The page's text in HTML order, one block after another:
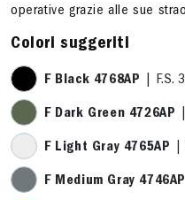
operative grazie alle sue
Colori suggeriti
F Black 4768AP | F.S.
F Dark Green 4726AP
F Light Gray 4765AP |
F Medium Gray 4746AP